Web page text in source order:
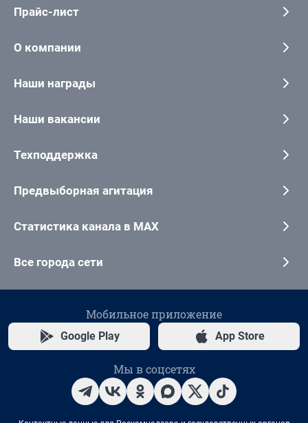
Прайс-лист
О компании
Наши награды
Наши вакансии
Техподдержка
Предвыборная агитация
Статистика канала в MAX
Все города сети
Мобильное приложение
Google Play App Store
Мы в соцсетях